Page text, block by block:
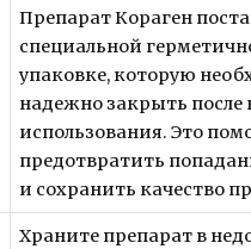
Препарат Кораген
специальной
упаковке, которую
надежно закрыть после
использования. Это
предотвратить
и сохранить качество
Храните препарат в